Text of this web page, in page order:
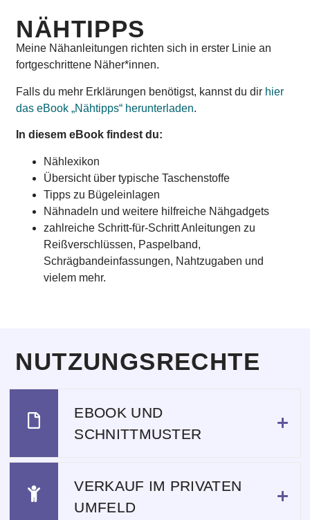
Wondertape
NÄHTIPPS
Meine Nähanleitungen richten sich in erster Linie an
fortgeschrittene Näher*innen.
Falls du mehr Erklärungen benötigst, kannst du dir hier
das eBook „Nähtipps“ herunterladen.
In diesem eBook findest du:
Nählexikon
Übersicht über typische Taschenstoffe
Tipps zu Bügeleinlagen
Nähnadeln und weitere hilfreiche Nähgadgets
zahlreiche Schritt-für-Schritt Anleitungen zu
Reißverschlüssen, Paspelband,
Schrägbandeinfassungen, Nahtzugaben und
vielem mehr.
NUTZUNGSRECHTE
EBOOK UND
SCHNITTMUSTER
VERKAUF IM PRIVATEN
UMFELD